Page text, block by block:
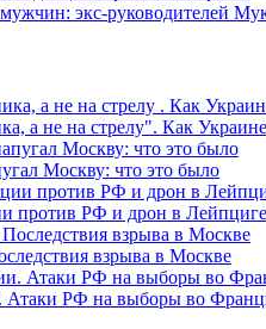
экс-руководителей
а не на стрелу". Как
Москву: что это было
против РФ и дрон в Лейпциге
взрыва в Москве
Атаки РФ на выборы во